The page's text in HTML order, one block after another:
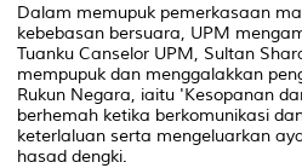
Dalam memupuk pemerkasaan
kebebasan bersuara, UPM
Tuanku Canselor UPM, Sultan
mempupuk dan menggalakkan
Rukun Negara, iaitu 'Kesopanan
berhemah ketika berkomunikasi
keterlaluan serta mengeluarkan
hasad dengki.